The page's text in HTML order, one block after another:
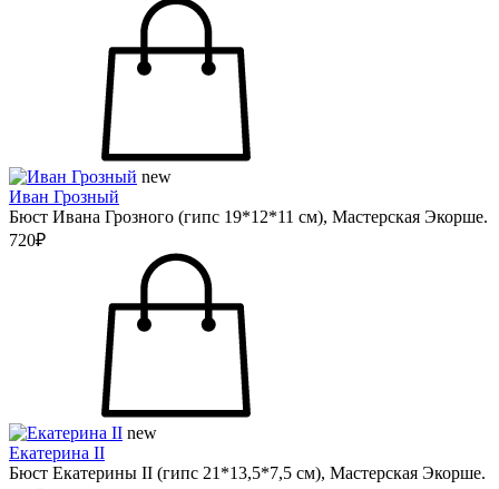
new
Иван Грозный
Бюст Ивана Грозного (гипс 19*12*11 см), Мастерская Экорше.
720₽
new
Екатерина II
Бюст Екатерины II (гипс 21*13,5*7,5 см), Мастерская Экорше.